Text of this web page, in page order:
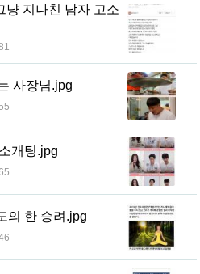
냥 지나친 남자 고소
사장님.jpg
개팅.jpg
의 한 승려.jpg